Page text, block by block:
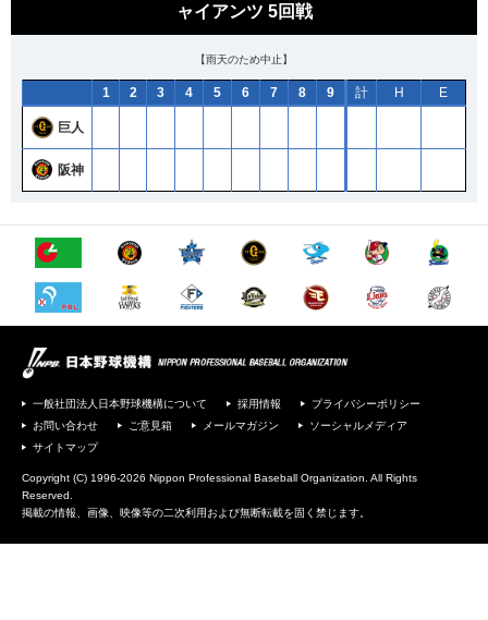
ャイアンツ 5回戦
【雨天のため中止】
1 2 3 4 5 6 7 8 9 計 H E
巨人
阪神
一般社団法人日本野球機構について 採用情報
プライバシーポリシー
お問い合わせ
ご意見箱 メールマガジン
ソーシャルメディア
サイトマップ
Copyright (C) 1996-2026 Nippon Professional Baseball Organization. All Rights
Reserved.
掲載の情報、画像、映像等の二次利用および無断転載を固く禁じます。